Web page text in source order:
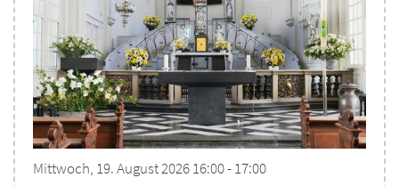
Mittwoch, 19. August 2026 16:00 - 17:00